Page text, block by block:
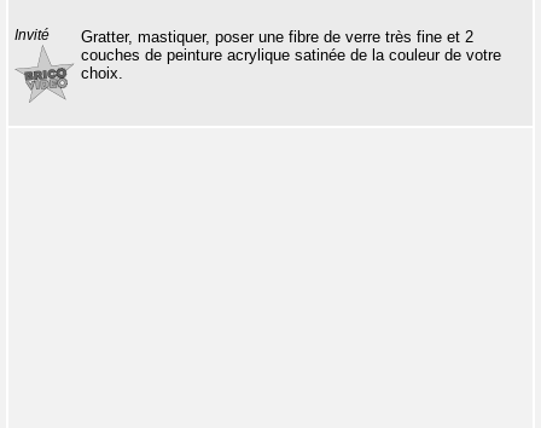
Invité
Gratter, mastiquer, poser une fibre de verre très fine et 2
couches de peinture acrylique satinée de la couleur de votre
choix.